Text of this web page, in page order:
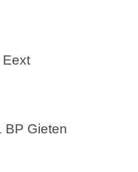
Eext
BP Gieten